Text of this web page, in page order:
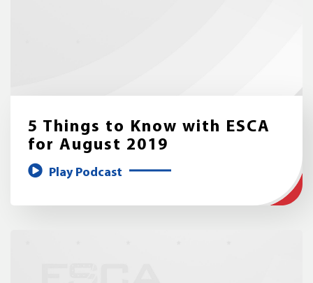
5 Things to Know with ESCA
for August 2019
Play Podcast